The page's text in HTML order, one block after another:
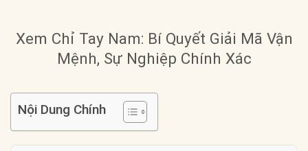
Xem Chỉ Tay Nam: Bí Quyết Giải Mã Vận
Mệnh, Sự Nghiệp Chính Xác
Nội Dung Chính